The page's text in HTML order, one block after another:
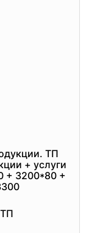
ТП
+ услуги
+ 3200*80 +